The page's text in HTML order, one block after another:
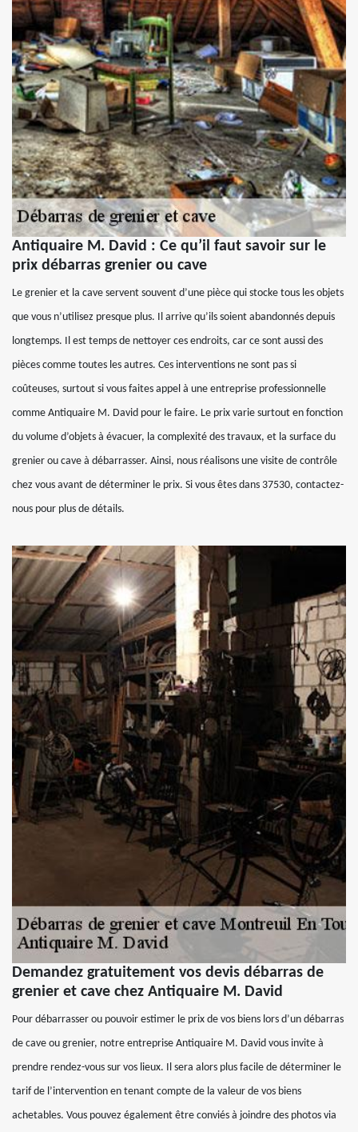
Antiquaire M. David : Ce qu’il faut savoir sur le
prix débarras grenier ou cave
Le grenier et la cave servent souvent d’une pièce qui stocke tous les objets
que vous n’utilisez presque plus. Il arrive qu’ils soient abandonnés depuis
longtemps. Il est temps de nettoyer ces endroits, car ce sont aussi des
pièces comme toutes les autres. Ces interventions ne sont pas si
coûteuses, surtout si vous faites appel à une entreprise professionnelle
comme Antiquaire M. David pour le faire. Le prix varie surtout en fonction
du volume d’objets à évacuer, la complexité des travaux, et la surface du
grenier ou cave à débarrasser. Ainsi, nous réalisons une visite de contrôle
chez vous avant de déterminer le prix. Si vous êtes dans 37530, contactez-
nous pour plus de détails.
Demandez gratuitement vos devis débarras de
grenier et cave chez Antiquaire M. David
Pour débarrasser ou pouvoir estimer le prix de vos biens lors d’un débarras
de cave ou grenier, notre entreprise Antiquaire M. David vous invite à
prendre rendez-vous sur vos lieux. Il sera alors plus facile de déterminer le
tarif de l’intervention en tenant compte de la valeur de vos biens
achetables. Vous pouvez également être conviés à joindre des photos via